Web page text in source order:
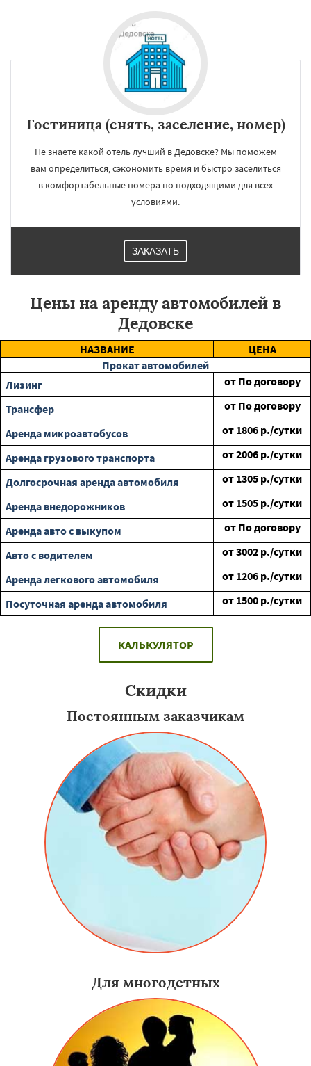
Гостиница (снять, заселение, номер)
Не знаете какой отель лучший в Дедовске? Мы поможем
вам определиться, сэкономить время и быстро заселиться
в комфортабельные номера по подходящими для всех
условиями.
ЗАКАЗАТЬ
Цены на аренду автомобилей в
Дедовске
НАЗВАНИЕ
ЦЕНА
Прокат автомобилей
Лизинг
от По договору
Трансфер
от По договору
Аренда микроавтобусов
от 1806 р./сутки
Аренда грузового транспорта
от2006 р./сутки
Долгосрочная аренда автомобиля
от 1305 р./сутки
Аренда внедорожников
от 1505 р./сутки
Аренда авто с выкупом
от По договору
Авто с водителем
от3002 р./сутки
Аренда легкового автомобиля
от 1206 р./сутки
Посуточная аренда автомобиля
от 1500 р./сутки
КАЛЬКУЛЯТОР
Скидки
Постоянным заказчикам
Для многодетных